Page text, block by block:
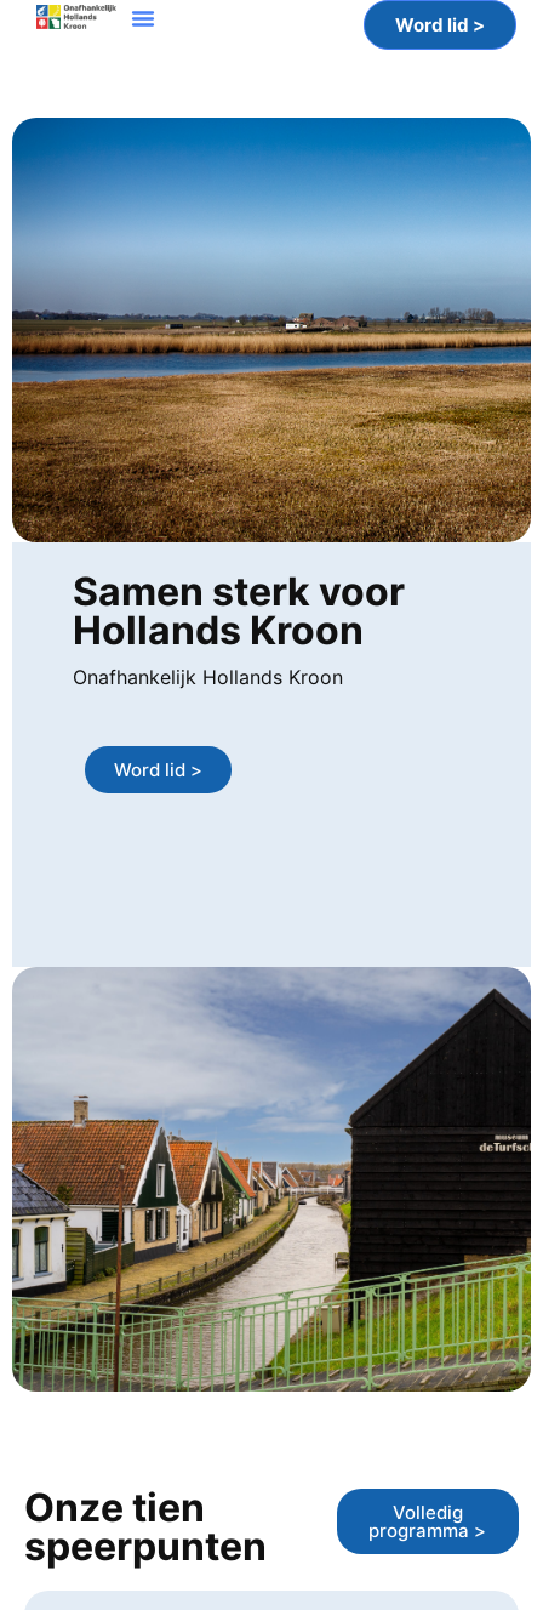
Word lid >
Samen sterk voor
Hollands Kroon
Onafhankelijk Hollands Kroon
Word lid >
Onze tien
speerpunten
Volledig
programma >